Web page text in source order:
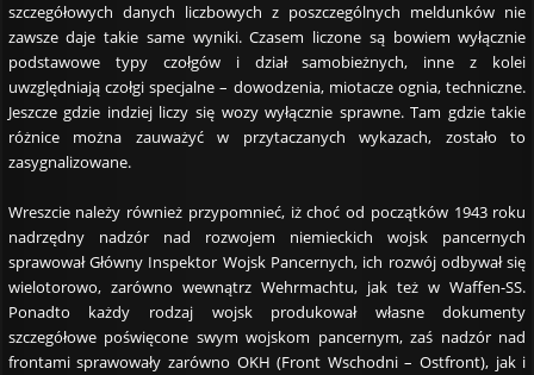
szczegółowych danych liczbowych z poszczególnych meldunków nie
zawsze daje takie same wyniki. Czasem liczone są bowiem wyłącznie
podstawowe typy czołgów i dział samobieżnych, inne z kolei
uwzględniają czołgi specjalne – dowodzenia, miotacze ognia, techniczne.
Jeszcze gdzie indziej liczy się wozy wyłącznie sprawne. Tam gdzie takie
różnice można zauważyć w przytaczanych wykazach, zostało to
zasygnalizowane.
Wreszcie należy również przypomnieć, iż choć od początków 1943 roku
nadrzędny nadzór nad rozwojem niemieckich wojsk pancernych
sprawował Główny Inspektor Wojsk Pancernych, ich rozwój odbywał się
wielotorowo, zarówno wewnątrz Wehrmachtu, jak też w Waffen-SS.
Ponadto każdy rodzaj wojsk produkował własne dokumenty
szczegółowe poświęcone swym wojskom pancernym, zaś nadzór nad
frontami sprawowały zarówno OKH (Front Wschodni – Ostfront), jak i